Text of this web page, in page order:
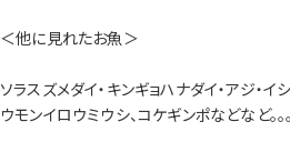
＜他に見れたお魚＞
ソラスズメダイ・キンギョハナダイ・アジ・イ
ウモンイロウミウシ、コケギンポなどなど。。。